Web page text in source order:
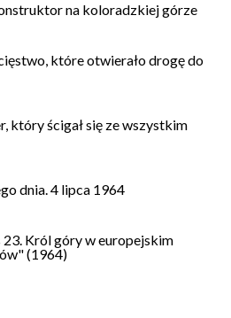
na koloradzkiej górze
które otwierało drogę do
który ścigał się ze wszystkim
dnia. 4 lipca 1964
Król góry w europejskim
(1964)